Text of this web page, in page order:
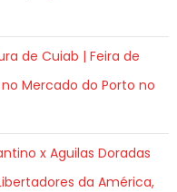
de Cuiab | Feira de
Mercado do Porto no
x Aguilas Doradas
da América,